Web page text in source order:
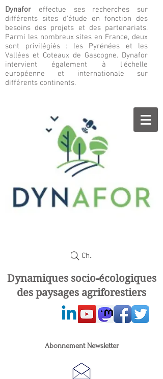
Dynafor effectue ses recherches sur
différents sites d’étude en fonction des
besoins des projets et des partenariats.
Parmi les nombreux sites en France, deux
sont privilégiés : les Pyrénées et les
Vallées et Coteaux de Gascogne. Dynafor
intervient également à l’échelle
européenne et internationale sur
différents continents.
Chercher
Dynamiques socio-écologiques
des paysages agriforestiers
Abonnement Newsletter